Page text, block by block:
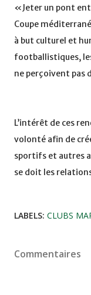
«Jeter un pont
Coupe
à but culturel et
footballistiques,
ne perçoivent pas
L’intérêt de ces
volonté afin de
sportifs et autres
se doit les
LABELS: CLUBS
Commentaires